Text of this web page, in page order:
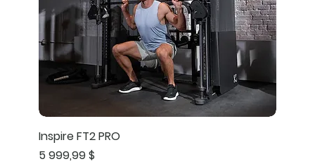
Inspire FT2 PRO
Prix
5 999,99 $